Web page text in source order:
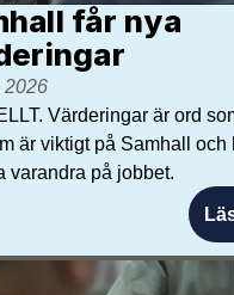
får nya
2026
Värderingar är ord
är viktigt på Samhall och
varandra på jobbet.